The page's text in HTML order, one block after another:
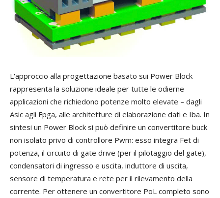
L'approccio alla progettazione basato sui Power Block
rappresenta la soluzione ideale per tutte le odierne
applicazioni che richiedono potenze molto elevate – dagli
Asic agli Fpga, alle architetture di elaborazione dati e Iba. In
sintesi un Power Block si può definire un convertitore buck
non isolato privo di controllore Pwm: esso integra Fet di
potenza, il circuito di gate drive (per il pilotaggio del gate),
condensatori di ingresso e uscita, induttore di uscita,
sensore di temperatura e rete per il rilevamento della
corrente. Per ottenere un convertitore PoL completo sono